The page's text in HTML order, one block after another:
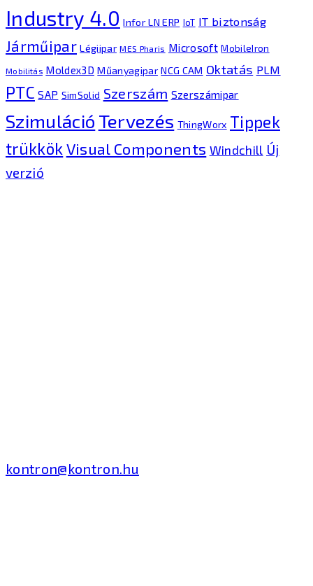
Industry 4.0 Infor LN ERP IoT IT biztonság
Járműipar Légiipar MES Pharis Microsoft MobileIron
Mobilitás Moldex3D Műanyagipar NCG CAM Oktatás PLM
PTC SAP SimSolid Szerszám Szerszámipar
Szimuláció Tervezés ThingWorx Tippek
trükkök Visual Components Windchill Új
verzió
kontron@kontron.hu